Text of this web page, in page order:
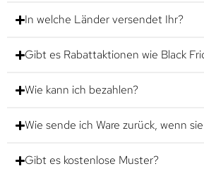
In welche Länder versendet Ihr?
Gibt es Rabattaktionen wie Black
Wie kann ich bezahlen?
Wie sende ich Ware zurück, wenn
Gibt es kostenlose Muster?